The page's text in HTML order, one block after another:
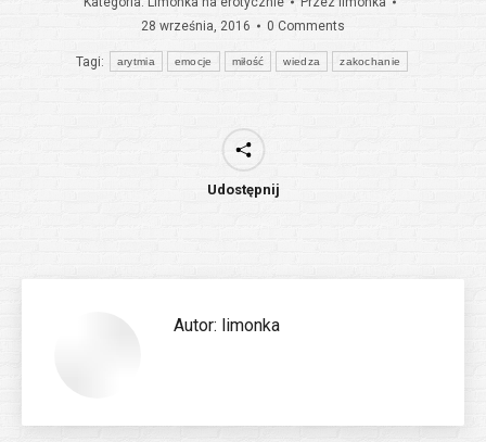
28 września, 2016
0 Comments
Tagi: arytmia emocje miłość wiedza zakochanie
Udostępnij
Autor: limonka